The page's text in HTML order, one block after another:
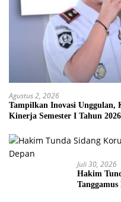
Agustus 2, 2026
Tampilkan Inovasi Unggulan,
Kinerja Semester I Tahun 2026
Juli 30, 2026
Hakim
Tanggamus